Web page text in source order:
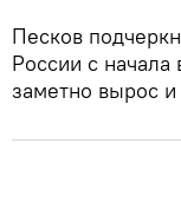
Песков
России с
заметно вырос